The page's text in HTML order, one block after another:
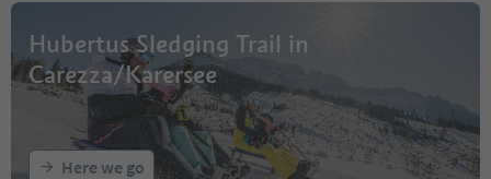
Hubertus Sledging Trail in
Carezza/Karersee
Here we go